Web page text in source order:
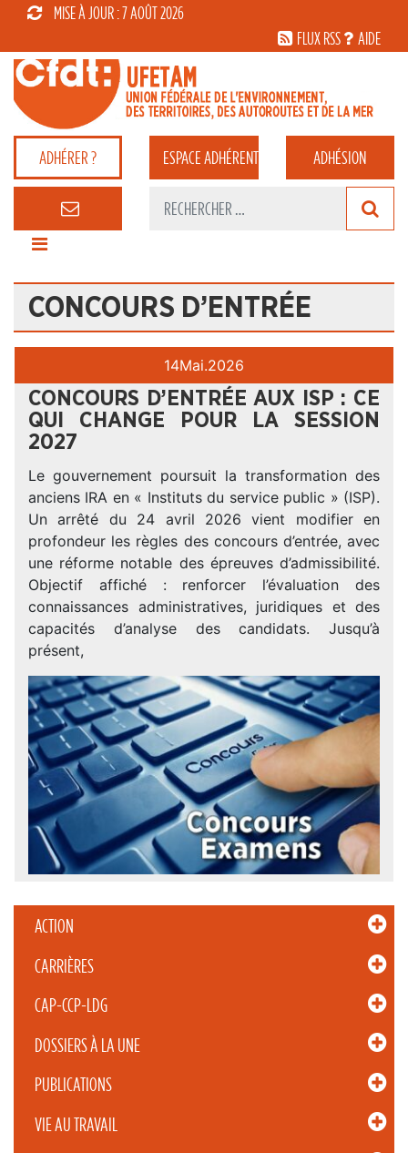
MISE À JOUR : 7 AOÛT 2026
FLUX RSS
AIDE
ADHÉRER ? ESPACEADHÉRENT ADHÉSION
CONCOURS D’ENTRÉE
ACTION
CARRIÈRES
CAP-CCP-LDG
DOSSIERS À LA UNE
PUBLICATIONS
VIE AU TRAVAIL
14Mai.2026
CONCOURS D’ENTRÉE AUX ISP : CE
QUI CHANGE POUR LA SESSION
2027
Le gouvernement poursuit la transformation des
anciens IRA en « Instituts du service public » (ISP).
Un arrêté du 24 avril 2026 vient modifier en
profondeur les règles des concours d’entrée, avec
une réforme notable des épreuves d’admissibilité.
Objectif affiché : renforcer l’évaluation des
connaissances administratives, juridiques et des
capacités d’analyse des candidats. Jusqu’à
présent,